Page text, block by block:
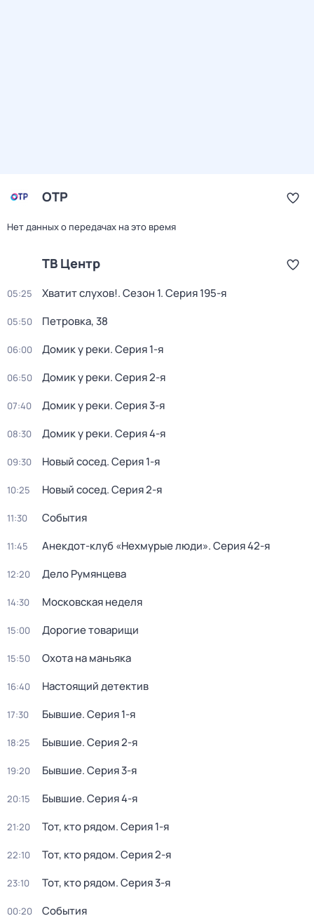
ОТР
Нет данных о передачах на это время
ТВ Центр
05:25 Хватит слухов!. Сезон 1. Серия 195-я
05:50 Петровка, 38
06:00 Домик у реки. Серия 1-я
06:50 Домик у реки. Серия 2-я
07:40 Домик у реки. Серия 3-я
08:30 Домик у реки. Серия 4-я
09:30 Новый сосед. Серия 1-я
10:25 Новый сосед. Серия 2-я
11:30 События
11:45 Анекдот-клуб «Нехмурые люди». Серия 42-я
12:20 Дело Румянцева
14:30 Московская неделя
15:00 Дорогие товарищи
15:50 Охота на маньяка
16:40 Настоящий детектив
17:30 Бывшие. Серия 1-я
18:25 Бывшие. Серия 2-я
19:20 Бывшие. Серия 3-я
20:15 Бывшие. Серия 4-я
21:20 Тот, кто рядом. Серия 1-я
22:10 Тот, кто рядом. Серия 2-я
23:10 Тот, кто рядом. Серия 3-я
00:20 События